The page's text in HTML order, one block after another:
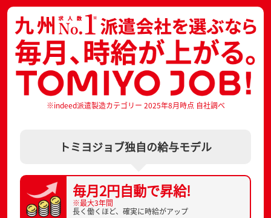
※indeed派遣製造カテゴリー 2025年8月時点 自社調べ
トミヨジョブ独自の給与モデル
毎月2円自動で昇給!
※最大3年間
長く働くほど、 確実に時給がアップ